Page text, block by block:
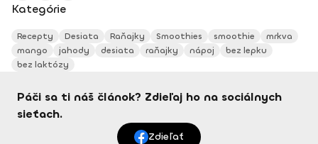
Kategórie
Recepty Desiata Raňajky Smoothies smoothie
mrkva
mango
jahody desiata raňajky nápoj
bez lepku
bez laktózy
Páči sa ti náš článok? Zdieľaj ho na sociálnych
sieťach.
Zdieľať